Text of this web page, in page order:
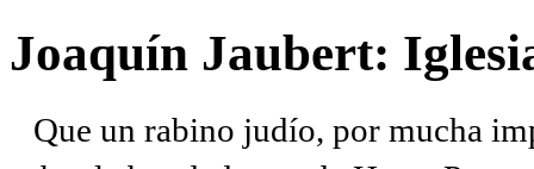
Joaquín Jaubert:
Que un rabino judío, por mucha